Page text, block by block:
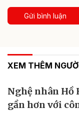
Gửi bình luận
XEM THÊM
Nghệ nhân Hồ
gần hơn với